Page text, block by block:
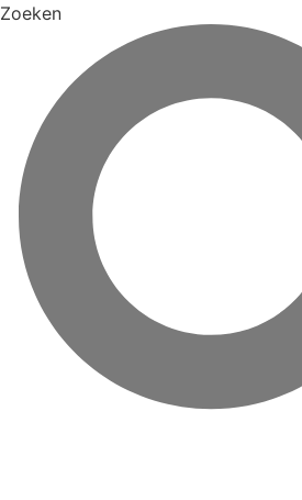
Zoeken